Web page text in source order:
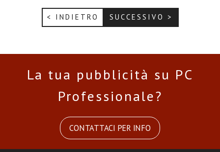
< INDIETRO SUCCESSIVO >
La tua pubblicità su PC
Professionale?
CONTATTACI PER INFO